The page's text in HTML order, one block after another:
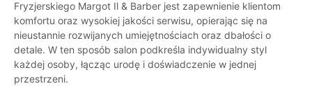
Fryzjerskiego Margot Il & Barber jest zapewnienie klientom
komfortu oraz wysokiej jakości serwisu, opierając się na
nieustannie rozwijanych umiejętnościach oraz dbałości o
detale. W ten sposób salon podkreśla indywidualny styl
każdej osoby, łącząc urodę i doświadczenie w jednej
przestrzeni.